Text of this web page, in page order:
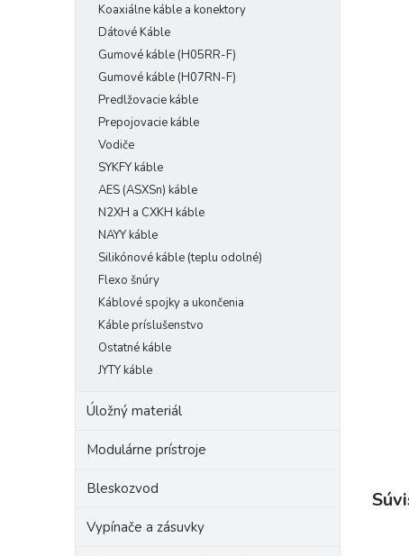
Koaxiálne káble a konektory
Dátové Káble
Gumové káble (H05RR-F)
Gumové káble (H07RN-F)
Predlžovacie káble
Prepojovacie káble
Vodiče
SYKFY káble
AES (ASXSn) káble
N2XH a CXKH káble
NAYY káble
Silikónové káble (teplu odolné)
Flexo šnúry
Káblové spojky a ukončenia
Káble príslušenstvo
Ostatné káble
JYTY káble
Úložný materiál
Modulárne prístroje
Bleskozvod
Vypínače a zásuvky